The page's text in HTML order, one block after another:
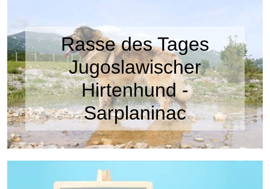
Rasse des Tages
Jugoslawischer
Hirtenhund -
Sarplaninac